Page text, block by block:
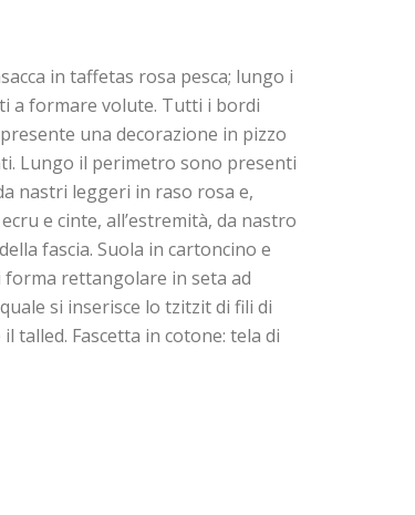
in taffetas rosa pesca; lungo i
a formare volute. Tutti i bordi
una decorazione in pizzo
Lungo il perimetro sono presenti
nastri leggeri in raso rosa e,
e cinte, all’estremità, da nastro
fascia. Suola in cartoncino e
forma rettangolare in seta ad
si inserisce lo tzitzit di fili di
talled. Fascetta in cotone: tela di